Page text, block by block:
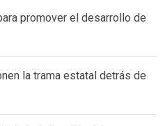
promover el desarrollo de
la trama estatal detrás de